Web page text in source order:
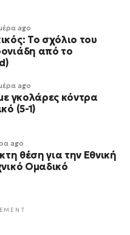
ago
Το σχόλιο του
από το
ago
γκολάρες κόντρα
(5-1)
ago
θέση για την Εθνική
Ομαδικό